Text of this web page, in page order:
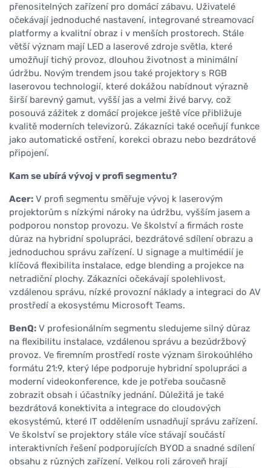
přenositelných zařízení pro domácí zábavu. Uživatelé
očekávají jednoduché nastavení, integrované streamovací
platformy a kvalitní obraz i v menších prostorech. Stále
větší význam mají LED a laserové zdroje světla, které
umožňují tichý provoz, dlouhou životnost a minimální
údržbu. Novým trendem jsou také projektory s RGB
laserovou technologií, které dokážou nabídnout výrazně
širší barevný gamut, vyšší jas a velmi živé barvy, což
posouvá zážitek z domácí projekce ještě více přibližuje
kvalitě moderních televizorů. Zákazníci také oceňují funkce
jako automatické ostření, korekci obrazu nebo bezdrátové
připojení.
Kam se ubírá vývoj v profi segmentu?
Acer: V profi segmentu směřuje vývoj k laserovým
projektorům s nízkými nároky na údržbu, vyšším jasem a
podporou nonstop provozu. Ve školství a firmách roste
důraz na hybridní spolupráci, bezdrátové sdílení obrazu a
jednoduchou správu zařízení. U signage a multimédií je
klíčová flexibilita instalace, edge blending a projekce na
netradiční plochy. Zákazníci očekávají spolehlivost,
vzdálenou správu, nízké provozní náklady a integraci do AV
prostředí a ekosystému Microsoft Teams.
BenQ: V profesionálním segmentu sledujeme silný důraz
na flexibilitu instalace, vzdálenou správu a bezúdržbový
provoz. Ve firemním prostředí roste význam širokoúhlého
formátu 21:9, který lépe podporuje hybridní spolupráci a
moderní videokonference, kde je potřeba současně
zobrazit obsah i účastníky jednání. Důležitá je také
bezdrátová konektivita a integrace do cloudových
ekosystémů, které IT oddělením usnadňují správu zařízení.
Ve školství se projektory stále více stávají součástí
interaktivních řešení podporujících BYOD a snadné sdílení
obsahu z různých zařízení. Velkou roli zároveň hrají